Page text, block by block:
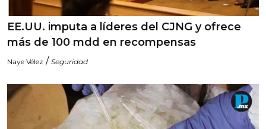
EE.UU. imputa a líderes del CJNG y ofrece
más de 100 mdd en recompensas
Naye Vélez / Seguridad